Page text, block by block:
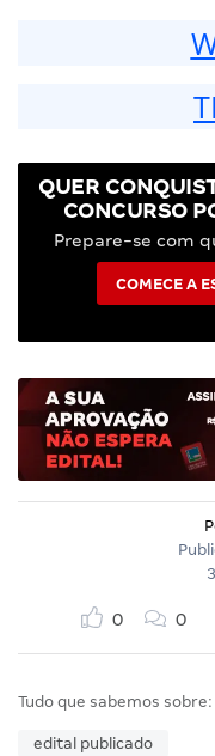
QUER
CONCURSO
Prepare-se com
COMECE A
0 0
Tudo que sabemos sobre:
edital publicado